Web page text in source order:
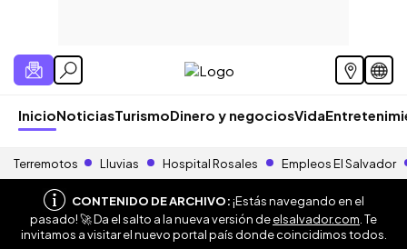
InicioNoticiasTurismoDinero y negociosVida
Terremotos Lluvias Hospital Rosales Empleos El Salvador
CONTENIDO DE ARCHIVO:¡Estás navegando en el
pasado! 🚀 Da el salto a la nueva versión deelsalvador.com . Te
invitamos a visitar el nuevo portal país donde coincidimos todos.